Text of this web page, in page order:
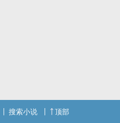
搜索小说 顶部